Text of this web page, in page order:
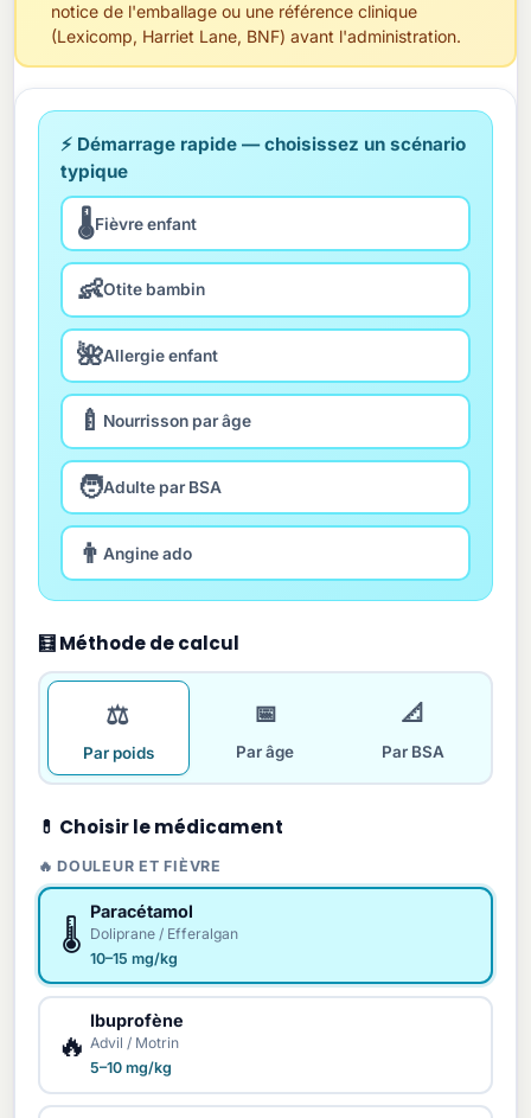
notice de l'emballage ou une référence clinique
(Lexicomp, Harriet Lane, BNF) avant l'administration.
⚡ Démarrage rapide — choisissez un scénario
typique
🌡️Fièvre enfant
👶Otite bambin
🌺Allergie enfant
🍼 Nourrisson par âge
🧑Adulte par BSA
👨 Angine ado
🧮 Méthode de calcul
⚖️
Par poids
📅
Par âge
📐
Par BSA
💊 Choisir le médicament
🔥 DOULEUR ET FIÈVRE
🌡️
Paracétamol
Doliprane / Efferalgan
10–15 mg/kg
🔥
Ibuprofène
Advil / Motrin
5–10 mg/kg